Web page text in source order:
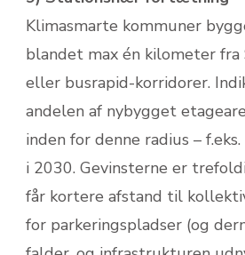
Klimasmarte kommuner
blandet max én kilometer
eller busrapid-korridorer.
andelen af nybygget
inden for denne radius –
i 2030. Gevinsterne er
får kortere afstand til
for parkeringspladser (og